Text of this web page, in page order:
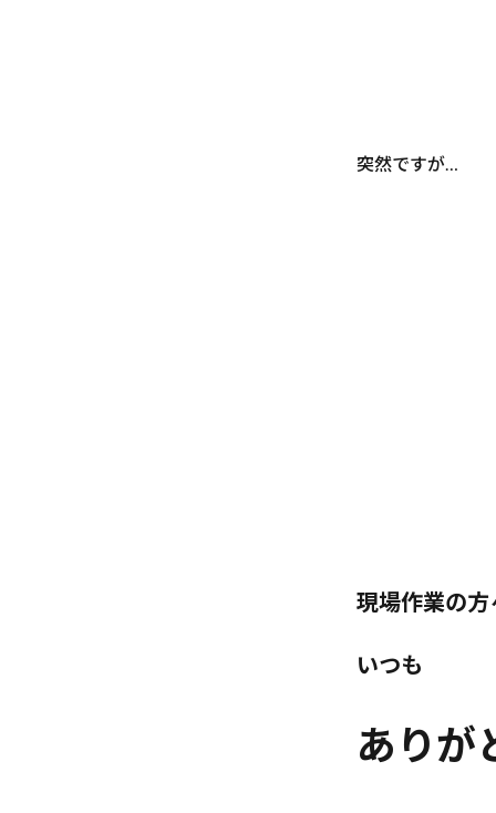
突然ですが…
現場作業の方
いつも
ありが